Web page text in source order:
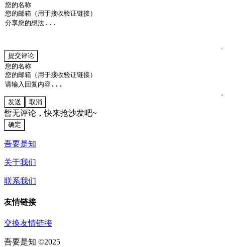
提交评论
发送 取消
暂无评论，快来抢沙发吧~
确定
吾要是知
关于我们
联系我们
友情链接
交换友情链接
吾要是知 ©2025